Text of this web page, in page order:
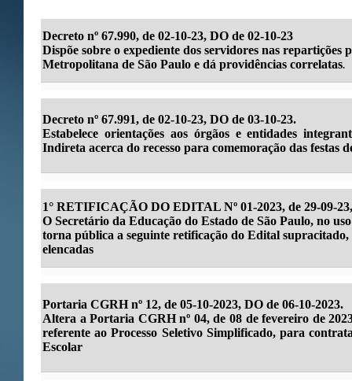
Decreto nº 67.990, de 02-10-23, DO de 02-10-23
Dispõe sobre o expediente dos servidores nas repartições
Metropolitana de São Paulo e dá providências correlatas.
Decreto nº 67.991, de 02-10-23, DO de 03-10-23.
Estabelece orientações aos órgãos e entidades
Indireta acerca do recesso para comemoração das festas
1° RETIFICAÇÃO DO EDITAL Nº 01-2023, de 29-09-
O Secretário da Educação do Estado de São Paulo, no
torna pública a seguinte retificação do Edital supracitado,
elencadas
Portaria CGRH nº 12, de 05-10-2023, DO de 06-10-2023.
Altera a Portaria CGRH nº 04, de 08 de fevereiro de
referente ao Processo Seletivo Simplificado, para
Escolar